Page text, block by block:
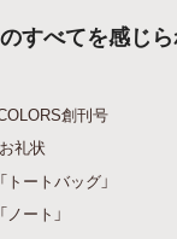
すべてを感じ
創刊号
礼状
トートバッグ」
ノート」